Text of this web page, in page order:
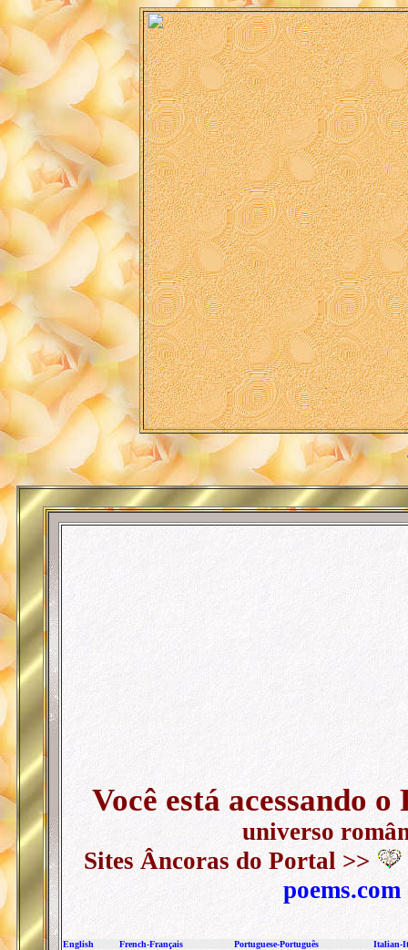
Você está acessando
universo
Sites Âncoras do Portal >>
poems.com
English French-Français Portuguese-Português Italian-